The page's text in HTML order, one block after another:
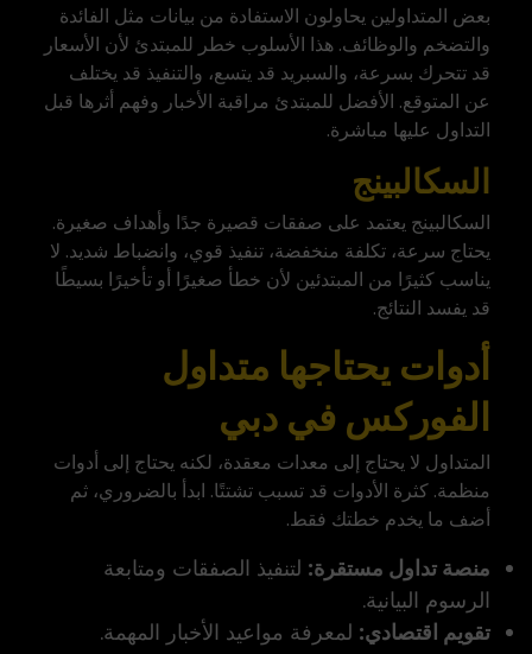
بعض المتداولين يحاولون الاستفادة من بيانات مثل الفائدة
والتضخم والوظائف. هذا الأسلوب خطر للمبتدئ لأن الأسعار
قد تتحرك بسرعة، والسبريد قد يتسع، والتنفيذ قد يختلف
عن المتوقع. الأفضل للمبتدئ مراقبة الأخبار وفهم أثرها قبل
التداول عليها مباشرة.
السكالبينج
السكالبينج يعتمد على صفقات قصيرة جدًا وأهداف صغيرة.
يحتاج سرعة، تكلفة منخفضة، تنفيذ قوي، وانضباط شديد. لا
يناسب كثيرًا من المبتدئين لأن خطأ صغيرًا أو تأخيرًا بسيطًا
قد يفسد النتائج.
أدوات يحتاجها متداول
الفوركس في دبي
المتداول لا يحتاج إلى معدات معقدة، لكنه يحتاج إلى أدوات
منظمة. كثرة الأدوات قد تسبب تشتتًا. ابدأ بالضروري، ثم
أضف ما يخدم خطتك فقط.
منصة تداول مستقرة: لتنفيذ الصفقات ومتابعة
الرسوم البيانية.
تقويم اقتصادي: لمعرفة مواعيد الأخبار المهمة.